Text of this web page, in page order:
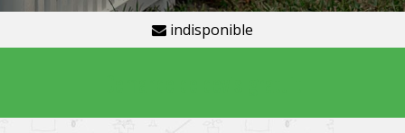
indisponible